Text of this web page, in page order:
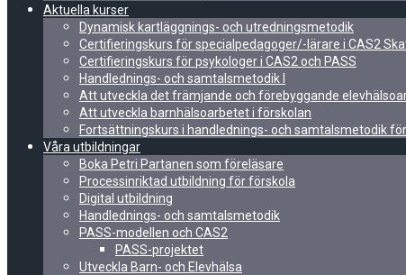
Aktuella kurser
Dynamisk kartläggnings- och utredningsmetodik
Certifieringskurs för specialpedagoger/-lärare i CAS2
Certifieringskurs för psykologer i CAS2 och PASS
Handlednings- och samtalsmetodik I
Att utveckla det främjande och förebyggande
Att utveckla barnhälsoarbetet i förskolan
Fortsättningskurs i handlednings- och samtalsmetodik
Våra utbildningar
Boka Petri Partanen som föreläsare
Processinriktad utbildning för förskola
Digital utbildning
Handlednings- och samtalsmetodik
PASS-modellen och CAS2
PASS-projektet
Utveckla Barn- och Elevhälsa